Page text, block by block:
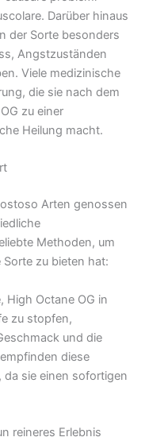
Darüber hinaus
der Sorte besonders
Angstzuständen
Viele medizinische
die sie nach dem
zu einer
Heilung macht.
Arten genossen
Methoden, um
zu bieten hat:
High Octane OG in
zu stopfen,
und die
diese
sie einen sofortigen
reineres Erlebnis